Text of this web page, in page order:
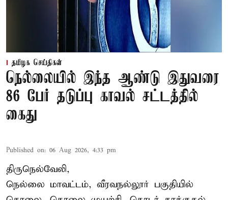
தமிழக செய்திகள்
நெல்லையில் இந்த ஆண்டு இதுவரை
86 பேர் தடுப்பு காவல் சட்டத்தில்
கைது
Published on: 06 Aug 2026, 4:33 pm
திருநெல்வேலி,
நெல்லை மாவட்டம், வீரவநல்லூர் பகுதியில்